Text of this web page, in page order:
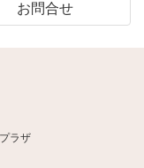
お問合せ
ラザ